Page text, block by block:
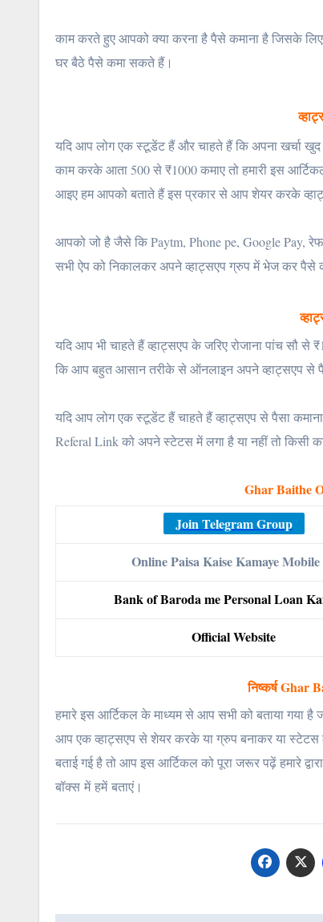
काम करते हुए आपको क्या करना है पैसे कमाना है जिसके
घर बैठे पैसे कमा सकते हैं।
यदि आप लोग एक स्टूडेंट हैं और चाहते हैं कि अपना खर्चा
काम करके आता 500 से ₹1000 कमाए तो हमारी इस
आइए हम आपको बताते हैं इस प्रकार से आप शेयर करके
आपको जो है जैसे कि Paytm, Phone pe, Google Pay,
सभी ऐप को निकालकर अपने व्हाट्सएप ग्रुप में भेज कर पैसे
यदि आप भी चाहते हैं व्हाट्सएप के जरिए रोजाना पांच सौ
कि आप बहुत आसान तरीके से ऑनलाइन अपने व्हाट्सएप से
यदि आप लोग एक स्टूडेंट हैं चाहते हैं व्हाट्सएप से पैसा
Referal Link को अपने स्टेटस में लगा है या नहीं तो किसी
Ghar Baithe
Join Telegram Group
Online Paisa Kaise Kamaye Mobile
Bank of Baroda me Personal Loan
Official Website
निष्कर्ष Ghar
हमारे इस आर्टिकल के माध्यम से आप सभी को बताया गया है
आप एक व्हाट्सएप से शेयर करके या ग्रुप बनाकर या स्टेटस
बताई गई है तो आप इस आर्टिकल को पूरा जरूर पढ़ें हमारे
बॉक्स में हमें बताएं।